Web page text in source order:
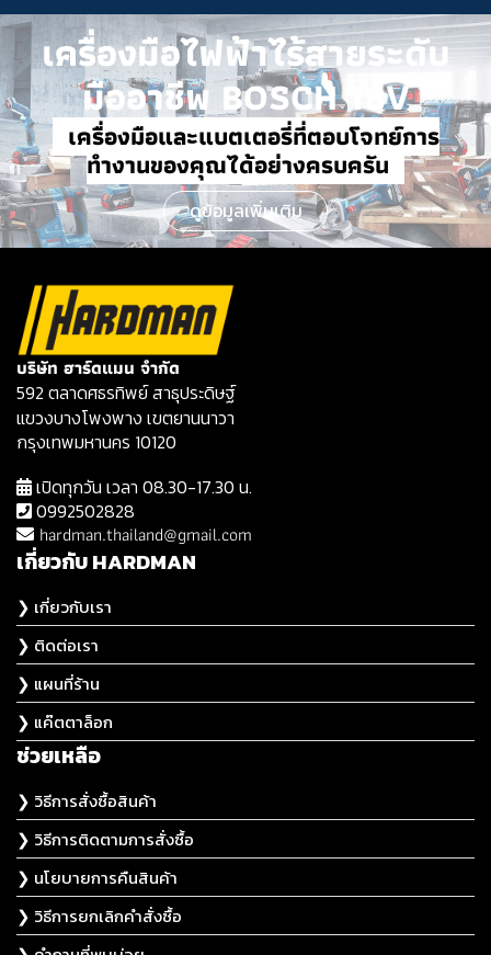
เครื่องมือไฟฟ้าไร้สายระดับ
มืออาชีพ BOSCH 18V
เครื่องมือและแบตเตอรี่ที่ตอบโจทย์การ
ทำงานของคุณได้อย่างครบครัน
ดูข้อมูลเพิ่มเติม
บริษัท ฮาร์ดแมน จำกัด
592 ตลาดศธรทิพย์ สาธุประดิษฐ์
แขวงบางโพงพาง เขตยานนาวา
กรุงเทพมหานคร 10120
เปิดทุกวัน เวลา 08.30-17.30 น.
0992502828
hardman.thailand@gmail.com
เกี่ยวกับ HARDMAN
❯ เกี่ยวกับเรา
❯ ติดต่อเรา
❯ แผนที่ร้าน
❯ แค๊ตตาล็อก
ช่วยเหลือ
❯ วิธีการสั่งซื้อสินค้า
❯ วิธีการติดตามการสั่งซื้อ
❯ นโยบายการคืนสินค้า
❯ วิธีการยกเลิกคำสั่งซื้อ